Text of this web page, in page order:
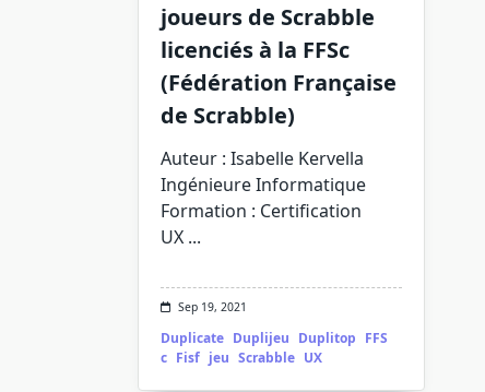
joueurs de Scrabble
licenciés à la FFSc
(Fédération Française
de Scrabble)
Auteur : Isabelle Kervella
Ingénieure Informatique
Formation : Certification
UX ...
Sep 19, 2021
Duplicate Duplijeu Duplitop FFS
c Fisf jeu Scrabble UX